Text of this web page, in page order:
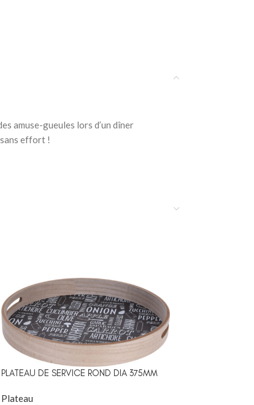
amuse-gueules lors d’un dîner
effort !
PLATEAU DE SERVICE ROND DIA 375MM
Plateau